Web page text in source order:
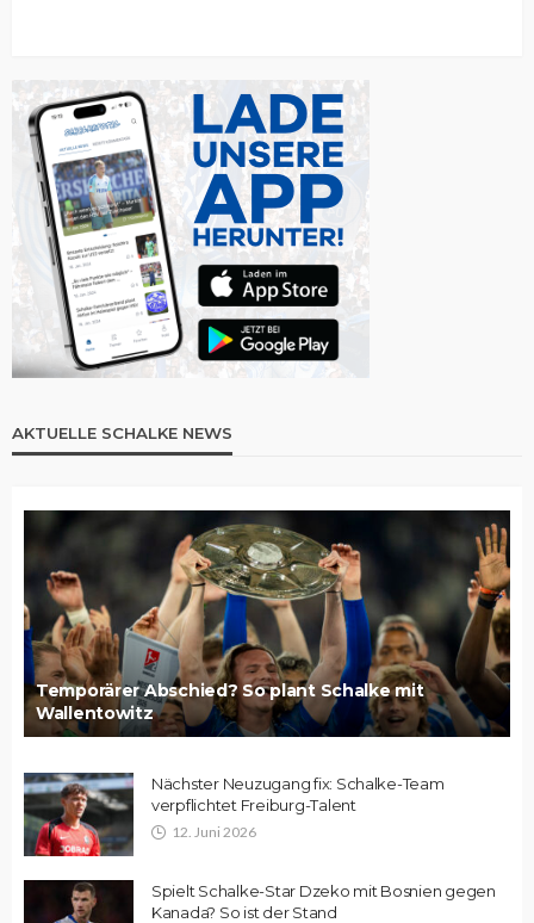
AKTUELLE SCHALKE NEWS
Temporärer Abschied? So plant Schalke mit
Wallentowitz
Nächster Neuzugang fix: Schalke-Team
verpflichtet Freiburg-Talent
12. Juni 2026
Spielt Schalke-Star Dzeko mit Bosnien gegen
Kanada? So ist der Stand